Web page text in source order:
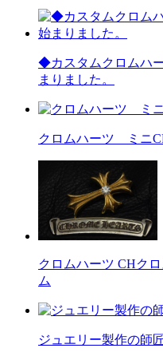
◆カスタムクロムハ
まりました。
クロムハーツ ミニ
クロムハーツ CHク
ム
ジュエリー製作の師